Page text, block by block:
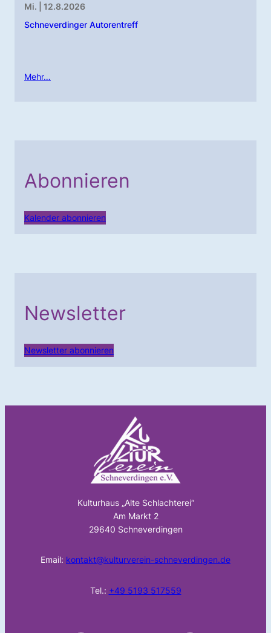
Mi. | 12.8.2026
Schneverdinger Autorentreff
Mehr…
Abonnieren
Kalender abonnieren
Newsletter
Newsletter abonnieren
Kulturhaus „Alte Schlachterei“
Am Markt 2
29640 Schneverdingen
Email: kontakt@kulturverein-schneverdingen.de
Tel.: +49 5193 517559